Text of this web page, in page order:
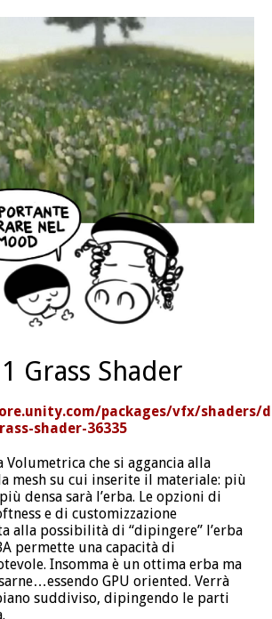
Grass Shader
packages/vfx/shaders/
shader-36335
Volumetrica che si aggancia alla
mesh su cui inserite il materiale: più
densa sarà l’erba. Le opzioni di
e di customizzazione
alla possibilità di “dipingere” l’erba
permette una capacità di
Insomma è un ottima erba ma
GPU oriented. Verrà
suddiviso, dipingendo le parti